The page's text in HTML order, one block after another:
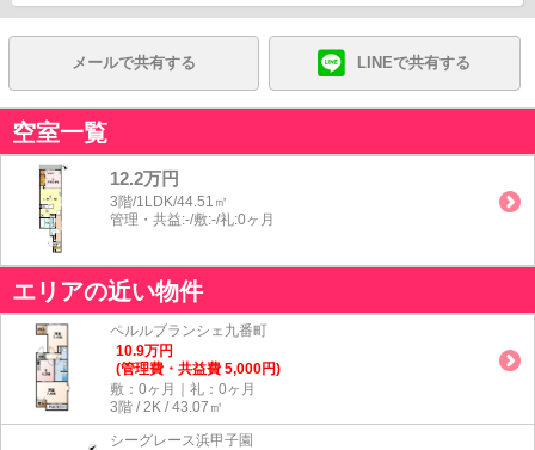
メールで共有する LINEで共有する
空室一覧
12.2万円
3階/1LDK/44.51㎡
管理・共益:-/敷:-/礼:0ヶ月
エリアの近い物件
ペルルブランシェ九番町
10.9万円
(管理費・共益費 5,000円)
敷：0ヶ月｜礼：0ヶ月
3階 / 2K / 43.07㎡
シーグレース浜甲子園